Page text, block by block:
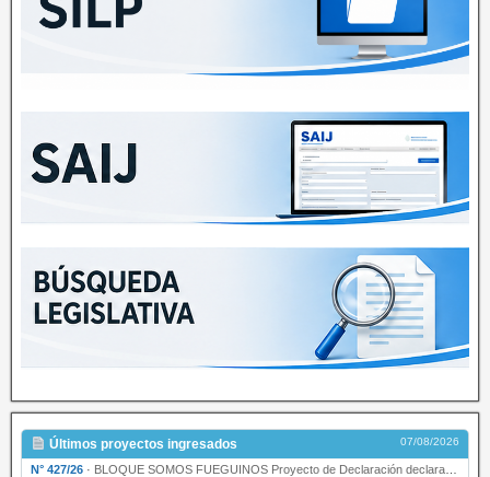
Últimos proyectos ingresados 07/08/2026
N° 427/26 · BLOQUE SOMOS FUEGUINOS Proyecto de Declaración declarando de interés provincial PRESIDENCI…